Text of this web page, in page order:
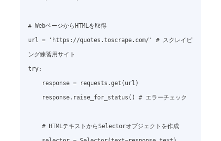
# WebページからHTMLを取得
url = 'https://quotes.toscrape.com/' # スクレイピ
ング練習用サイト
try: